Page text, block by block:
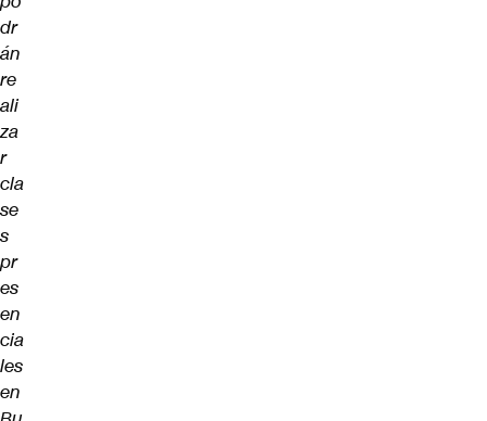
dr
án
re
ali
za
r
cla
se
s
pr
es
en
cia
les
en